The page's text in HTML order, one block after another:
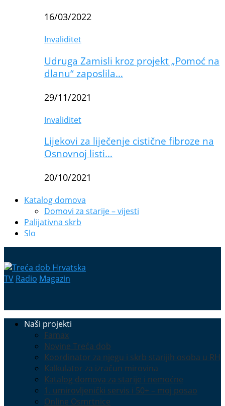
16/03/2022
Invaliditet
Udruga Zamisli kroz projekt „Pomoć na
dlanu“ zaposlila…
29/11/2021
Invaliditet
Lijekovi za liječenje cistične fibroze na
Osnovnoj listi…
20/10/2021
Katalog domova
Domovi za starije – vijesti
Palijativna skrb
Slo
TV Radio Magazin
Naši projekti
Famax
Novine Treća dob
Koordinator za njegu i skrb starijih osoba u RH
Kalkulator za izračun mirovina
Katalog domova za starije i nemoćne
1. umirovljenički servis i 50+ – moj posao
Online Osmrtnice